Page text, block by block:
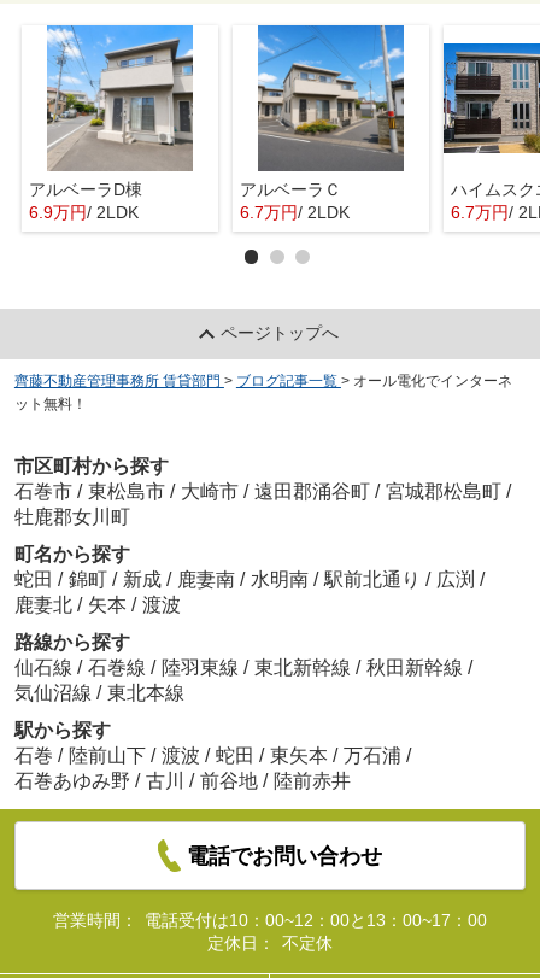
アルベーラD棟
6.9万円/ 2LDK
アルベーラＣ
6.7万円/ 2LDK 6.7万円/
ページトップへ
齊藤不動産管理事務所 賃貸部門 > ブログ記事一覧 > オール電化でインターネ
ット無料！
市区町村から探す
石巻市 / 東松島市 / 大崎市 / 遠田郡涌谷町 / 宮城郡松島町 /
牡鹿郡女川町
町名から探す
蛇田 / 錦町 / 新成 / 鹿妻南 / 水明南 / 駅前北通り / 広渕 /
鹿妻北 / 矢本 / 渡波
路線から探す
仙石線 / 石巻線 / 陸羽東線 / 東北新幹線 / 秋田新幹線 /
気仙沼線 / 東北本線
駅から探す
石巻 / 陸前山下 / 渡波 / 蛇田 / 東矢本 / 万石浦 /
石巻あゆみ野 / 古川 / 前谷地 / 陸前赤井
電話でお問い合わせ
営業時間：
電話受付は10：00~12：00と13：00~17：00
定休日：
不定休